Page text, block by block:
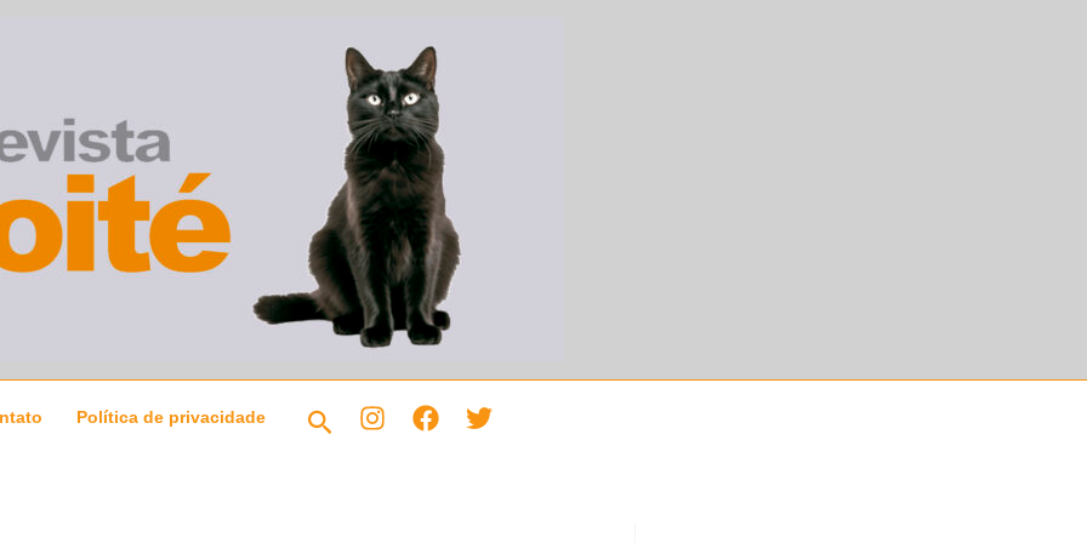
Política de privacidade Pesquisar